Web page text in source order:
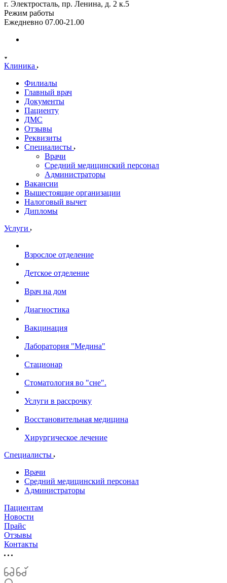
г. Электросталь, пр. Ленина, д. 2 к.5
Режим работы
Ежедневно 07.00-21.00
Клиника
Филиалы
Главный врач
Документы
Пациенту
ДМС
Отзывы
Реквизиты
Специалисты
Врачи
Средний медицинский персонал
Администраторы
Вакансии
Вышестоящие организации
Налоговый вычет
Дипломы
Услуги
Взрослое отделение
Детское отделение
Врач на дом
Диагностика
Вакцинация
Лаборатория "Медина"
Стационар
Стоматология во "сне".
Услуги в рассрочку
Восстановительная медицина
Хирургическое лечение
Специалисты
Врачи
Средний медицинский персонал
Администраторы
Пациентам
Новости
Прайс
Отзывы
Контакты